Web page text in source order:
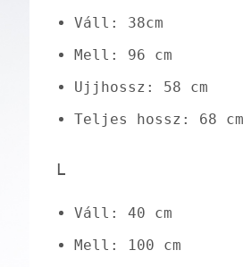
Váll: 38cm
Mell: 96 cm
Ujjhossz: 58 cm
Teljes hossz: 68 cm
L
Váll: 40 cm
Mell: 100 cm